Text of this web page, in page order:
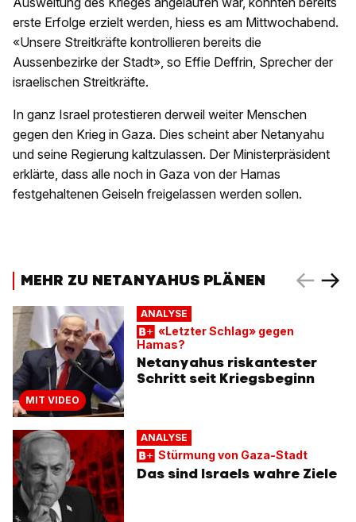
erste Erfolge erzielt werden, hiess es am Mittwochabend.
«Unsere Streitkräfte kontrollieren bereits die
Aussenbezirke der Stadt», so Effie Deffrin, Sprecher der
israelischen Streitkräfte.
In ganz Israel protestieren derweil weiter Menschen
gegen den Krieg in Gaza. Dies scheint aber Netanyahu
und seine Regierung kaltzulassen. Der Ministerpräsident
erklärte, dass alle noch in Gaza von der Hamas
festgehaltenen Geiseln freigelassen werden sollen.
MEHR ZU NETANYAHUS PLÄNEN
MIT VIDEO
ANALYSE
«Letzter Schlag» gegen
Hamas?
Netanyahus riskantester
Schritt seit Kriegsbeginn
ANALYSE
Stürmung von Gaza-Stadt
Das sind Israels wahre Ziele